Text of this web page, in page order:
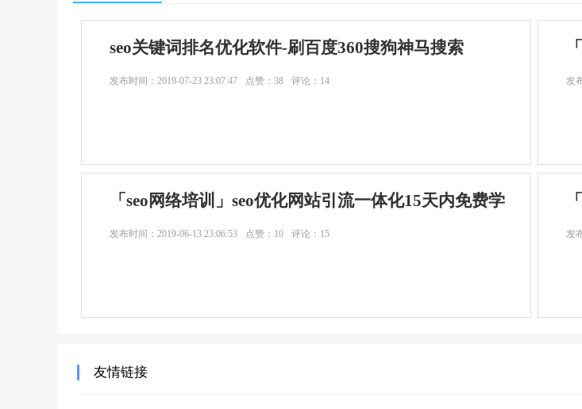
seo关键词排名优化软件-刷百度360搜狗神马搜索
发布时间： 2019-07-23 23:07:47 点赞：38 评论：14 发
「seo网络培训」seo优化网站引流一体化15天内免费学
发布时间： 2019-06-13 23:06:53 点赞：10 评论：15 发
友情链接